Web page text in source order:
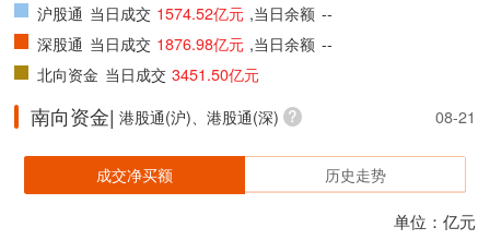
沪股通 当日成交 1574.52亿元 ,当日余额 --
深股通 当日成交 1876.98亿元 ,当日余额 --
北向资金 当日成交 3451.50亿元
南向资金| 港股通(沪)、港股通(深) 08-21
成交净买额 历史走势
单位：亿元